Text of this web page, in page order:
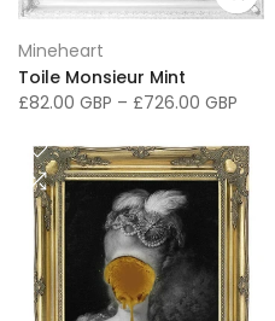
Mineheart
Toile Monsieur Mint
£82.00 GBP – £726.00 GBP